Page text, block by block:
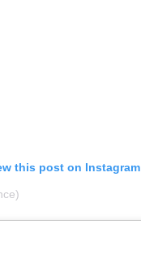
this post on Instagram